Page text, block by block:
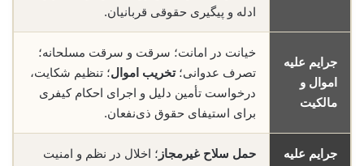
ادله و پیگیری حقوقی قربانیان.
جرایم علیه
اموال و
مالکیت
خیانت در امانت؛ سرقت و سرقت مسلحانه؛
تصرف عدوانی؛تخریب اموال؛ تنظیم شکایت،
درخواست تأمین دلیل و اجرای احکام کیفری
برای استیفای حقوق ذی‌نفعان.
جرایم علیه
حمل سلاح غیرمجاز ؛ اخلال در نظم و امنیت